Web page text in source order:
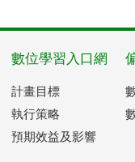
數位學習入口網
計畫目標
執行策略
預期效益及影響